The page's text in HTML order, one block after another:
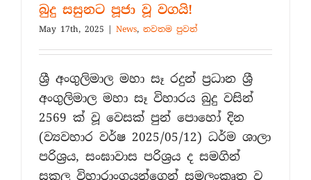
බුදු සසුනට පූජා වූ වගයි!
May 17th, 2025 | News, නවතම පුවත්
ශ්‍රී අංගුලිමාල මහා සෑ රදුන් ප්‍රධාන ශ්‍රී
අංගුලිමාල මහා සෑ විහාරය බුදු වසින්
2569 ක් වූ වෙසක් පුන් පොහෝ දින
(ව්‍යවහාර වර්ෂ 2025/05/12) ධර්ම ශාලා
පරිශ්‍රය, සංඝාවාස පරිශ්‍රය ද සමගින්
සකල විහාරාංගයන්ගෙන් සමලංකෘත ව